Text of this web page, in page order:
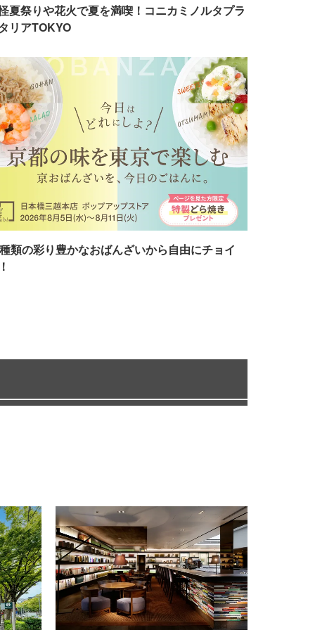
夏祭りや花火で夏を満喫！コニカミノルタプラ
リアTOKYO
類の彩り豊かなおばんざいから自由にチョイ